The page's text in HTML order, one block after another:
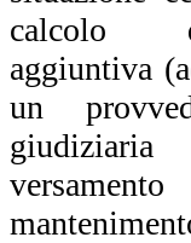
calcolo
aggiuntiva
un